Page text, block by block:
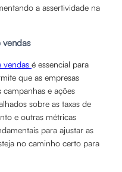
a assertividade na
vendas
vendas é essencial para
que as empresas
e ações
sobre as taxas de
e outras métricas
para ajustar as
no caminho certo para